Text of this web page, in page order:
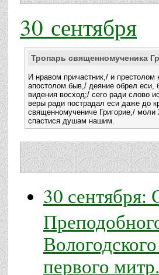
30 сентября
Тропарь священномученика
И нравом причастник,/ и престолом
апостолом быв,/ деяние обрел еси,
видения восход;/ сего ради слово
веры ради пострадал еси даже до
священномучениче Григорие,/ моли
спастися душам нашим.
30
первого